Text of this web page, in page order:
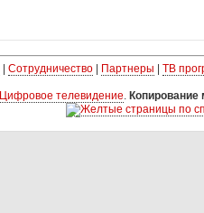
Сотрудничество| Партнеры ТВ
Цифровое телевидение. Копирование